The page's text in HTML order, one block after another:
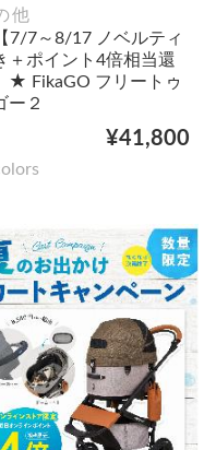
他
7/7～8/17 ノベルティ
＋ポイント4倍相当還
★ FikaGO フリートゥ
ー２
¥41,800